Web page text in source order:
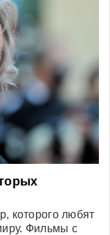
которого любят
Фильмы с